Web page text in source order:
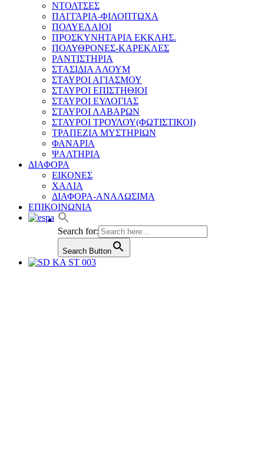
ΝΤΟΛΤΣΕΣ
ΠΑΓΓΑΡΙΑ-ΦΙΛΟΠΤΩΧΑ
ΠΟΛΥΕΛΑΙΟΙ
ΠΡΟΣΚΥΝΗΤΑΡΙΑ ΕΚΚΛΗΣ.
ΠΟΛΥΘΡΟΝΕΣ-ΚΑΡΕΚΛΕΣ
ΡΑΝΤΙΣΤΗΡΙΑ
ΣΤΑΣΙΔΙΑ ΑΛΟΥΜ
ΣΤΑΥΡΟΙ ΑΓΙΑΣΜΟΥ
ΣΤΑΥΡΟΙ ΕΠΙΣΤΗΘΙΟΙ
ΣΤΑΥΡΟΙ ΕΥΛΟΓΙΑΣ
ΣΤΑΥΡΟΙ ΛΑΒΑΡΩΝ
ΣΤΑΥΡΟΙ ΤΡΟΥΛΟΥ(ΦΩΤΙΣΤΙΚΟΙ)
ΤΡΑΠΕΖΙΑ ΜΥΣΤΗΡΙΩΝ
ΦΑΝΑΡΙΑ
ΨΑΛΤΗΡΙΑ
ΔΙΑΦΟΡΑ
ΕΙΚΟΝΕΣ
ΧΑΛΙΑ
ΔΙΑΦΟΡΑ-ΑΝΑΛΩΣΙΜΑ
ΕΠΙΚΟΙΝΩΝΙΑ
Search for:
Search Button